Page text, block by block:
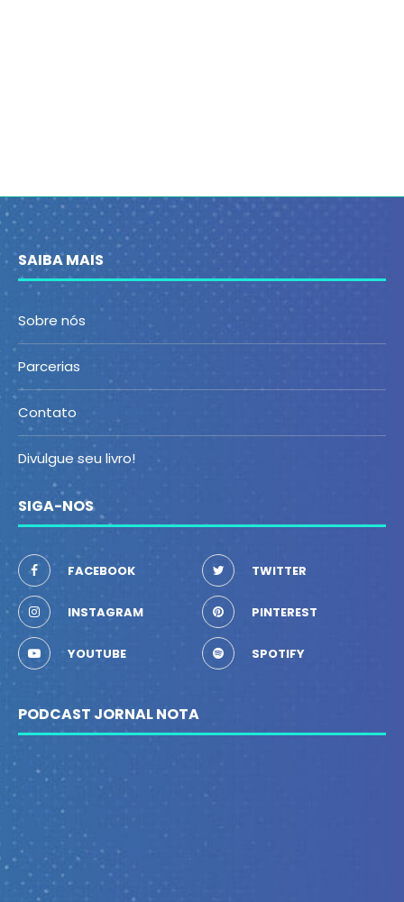
SAIBA MAIS
Sobre nós
Parcerias
Contato
Divulgue seu livro!
SIGA-NOS
FACEBOOK TWITTER
INSTAGRAM PINTEREST
YOUTUBE SPOTIFY
PODCAST JORNAL NOTA